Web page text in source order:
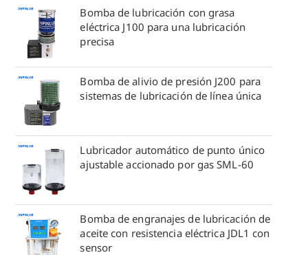
Bomba de lubricación con grasa
eléctrica J100 para una lubricación
precisa
Bomba de alivio de presión J200 para
sistemas de lubricación de línea única
Lubricador automático de punto único
ajustable accionado por gas SML-60
Bomba de engranajes de lubricación de
aceite con resistencia eléctrica JDL1 con
sensor